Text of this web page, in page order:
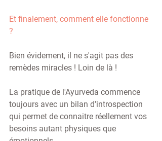
Et finalement, comment elle fonctionne
?
Bien évidement, il ne s'agit pas des
remèdes miracles ! Loin de là !
La pratique de l'Ayurveda commence
toujours avec un bilan d'introspection
qui permet de connaitre réellement vos
besoins autant physiques que